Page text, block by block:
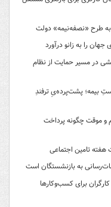
طرح «نصفه‌نیمه» دولت
جهان را به زانو درآورد
در مسیر حمایت از نظام
بیمه؛ پشت‌پرده‌یِ ترفندِ
و موقت چگونه پرداخت
هفته تامین اجتماعی
به بازنشستگان است
برای کسب‌وکارها